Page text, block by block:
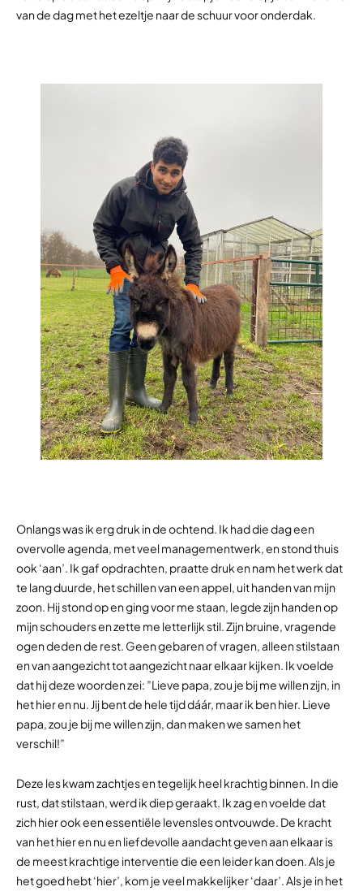
van de dag met het ezeltje naar de schuur voor onderdak.
Onlangs was ik erg druk in de ochtend. Ik had die dag een
overvolle agenda, met veel managementwerk, en stond thuis
ook ‘aan’. Ik gaf opdrachten, praatte druk en nam het werk dat
te lang duurde, het schillen van een appel, uit handen van mijn
zoon. Hij stond op en ging voor me staan, legde zijn handen op
mijn schouders en zette me letterlijk stil. Zijn bruine, vragende
ogen deden de rest. Geen gebaren of vragen, alleen stilstaan
en van aangezicht tot aangezicht naar elkaar kijken. Ik voelde
dat hij deze woorden zei: ”Lieve papa, zou je bij me willen zijn, in
het hier en nu. Jij bent de hele tijd dáár, maar ik ben hier. Lieve
papa, zou je bij me willen zijn, dan maken we samen het
verschil!”
Deze les kwam zachtjes en tegelijk heel krachtig binnen. In die
rust, dat stilstaan, werd ik diep geraakt. Ik zag en voelde dat
zich hier ook een essentiële levensles ontvouwde. De kracht
van het hier en nu en liefdevolle aandacht geven aan elkaar is
de meest krachtige interventie die een leider kan doen. Als je
het goed hebt ‘hier’, kom je veel makkelijker ‘daar’. Als je in het